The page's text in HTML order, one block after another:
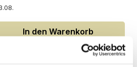
Gib den
In den Warenkorb